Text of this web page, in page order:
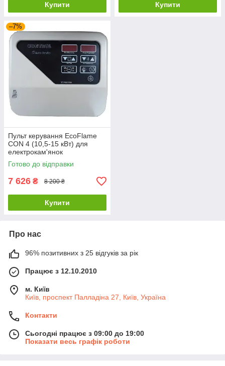
Купити Купити
–7%
Пульт керування EcoFlame
CON 4 (10,5-15 кВт) для
електрокам'янок
Готово до відправки
7 626 ₴ 8 200 ₴
Купити
Про нас
96% позитивних з 25 відгуків за рік
Працює з 12.10.2010
м. Київ
Київ, проспект Палладіна 27, Київ, Україна
Контакти
Сьогодні працює з 09:00 до 19:00
Показати весь графік роботи